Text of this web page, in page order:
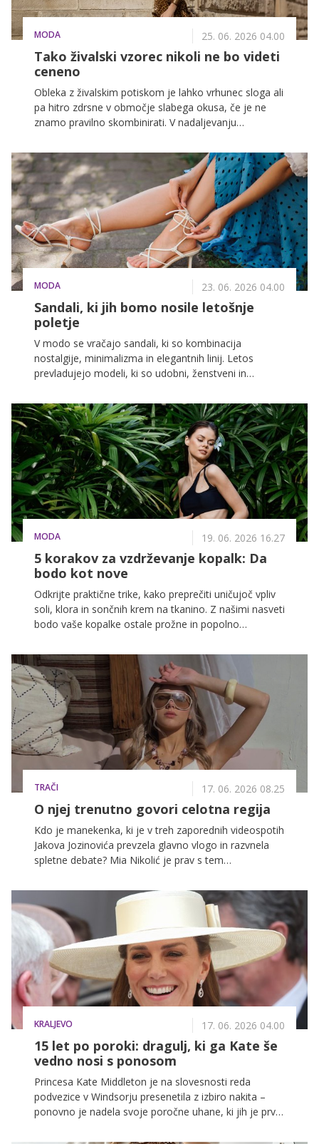
MODA 25. 06. 2026 04.00
Tako živalski vzorec nikoli ne bo videti
ceneno
Obleka z živalskim potiskom je lahko vrhunec sloga ali
pa hitro zdrsne v območje slabega okusa, če je ne
znamo pravilno skombinirati. V nadaljevanju
izogniti, ter pravila, ki poskrbijo, da bo živalski vzorec
videti elegantno in sodobno.
MODA 23. 06. 2026 04.00
Sandali, ki jih bomo nosile letošnje
poletje
V modo se vračajo sandali, ki so kombinacija
nostalgije, minimalizma in elegantnih linij. Letos
prevladujejo modeli, ki so udobni, ženstveni in
trende, ki bodo zaznamovali vroče mesece.
MODA 19. 06. 2026 16.27
5 korakov za vzdrževanje kopalk: Da
bodo kot nove
Odkrijte praktične trike, kako preprečiti uničujoč vpliv
soli, klora in sončnih krem na tkanino. Z našimi nasveti
bodo vaše kopalke ostale prožne in popolno
TRAČI 17. 06. 2026 08.25
O njej trenutno govori celotna regija
Kdo je manekenka, ki je v treh zaporednih videospotih
Jakova Jozinovića prevzela glavno vlogo in razvnela
spletne debate? Mia Nikolić je prav s tem
trenutno govori celotna regija. Primerjajo jo celo z
mlado Kate Moss.
KRALJEVO 17. 06. 2026 04.00
15 let po poroki: dragulj, ki ga Kate še
vedno nosi s ponosom
Princesa Kate Middleton je na slovesnosti reda
podvezice v Windsorju presenetila z izbiro nakita –
ponovno je nadela svoje poročne uhane, ki jih je prvič